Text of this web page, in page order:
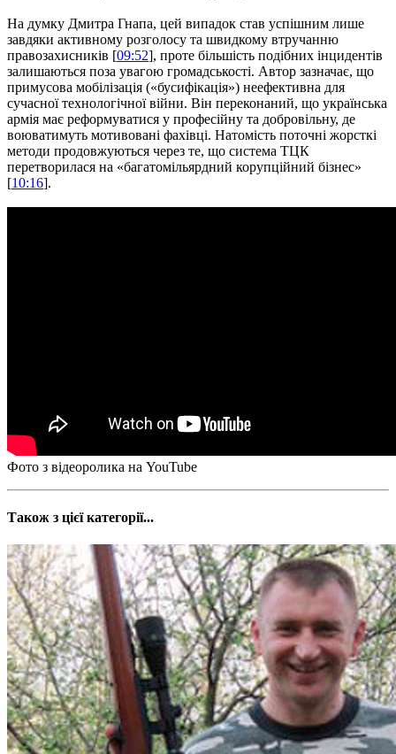
На думку Дмитра Гнапа, цей випадок став успішним лише
завдяки активному розголосу та швидкому втручанню
правозахисників [09:52], проте більшість подібних інцидентів
залишаються поза увагою громадськості. Автор зазначає, що
примусова мобілізація («бусифікація») неефективна для
сучасної технологічної війни. Він переконаний, що українська
армія має реформуватися у професійну та добровільну, де
воюватимуть мотивовані фахівці. Натомість поточні жорсткі
методи продовжуються через те, що система ТЦК
перетворилася на «багатомільярдний корупційний бізнес»
[10:16].
Фото з відеоролика на YouTube
Також з цієї категорії...